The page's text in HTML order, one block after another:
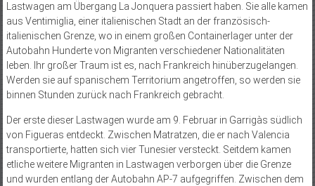
Lastwagen am Übergang La Jonquera passiert haben. Sie alle kamen
aus Ventimiglia, einer italienischen Stadt an der französisch-
italienischen Grenze, wo in einem großen Containerlager unter der
Autobahn Hunderte von Migranten verschiedener Nationalitäten
leben. Ihr großer Traum ist es, nach Frankreich hinüberzugelangen.
Werden sie auf spanischem Territorium angetroffen, so werden sie
binnen Stunden zurück nach Frankreich gebracht.
Der erste dieser Lastwagen wurde am 9. Februar in Garrigàs südlich
von Figueras entdeckt. Zwischen Matratzen, die er nach Valencia
transportierte, hatten sich vier Tunesier versteckt. Seitdem kamen
etliche weitere Migranten in Lastwagen verborgen über die Grenze
und wurden entlang der Autobahn AP-7 aufgegriffen. Zwischen dem